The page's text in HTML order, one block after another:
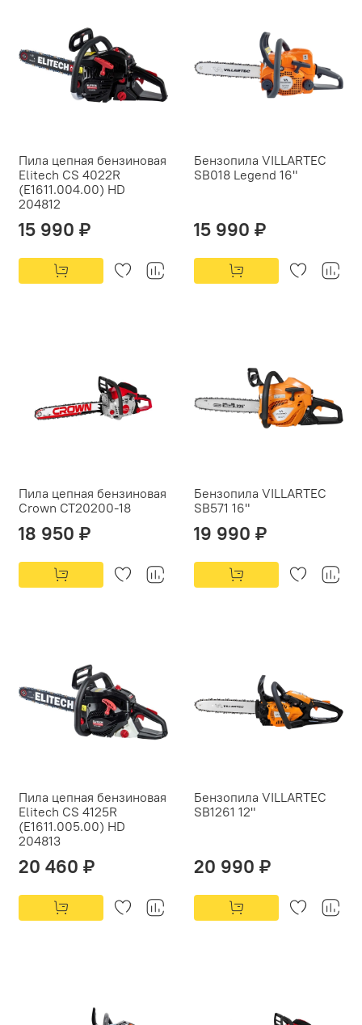
Пила цепная бензиновая
Elitech CS 4022R
(E1611.004.00) HD
204812
15 990 ₽
Бензопила VILLARTEC
SB018 Legend 16"
15 990 ₽
Пила цепная бензиновая
Crown CT20200-18
18 950 ₽
Бензопила VILLARTEC
SB571 16"
19 990 ₽
Пила цепная бензиновая
Elitech CS 4125R
(E1611.005.00) HD
204813
20 460 ₽
Бензопила VILLARTEC
SB1261 12"
20 990 ₽